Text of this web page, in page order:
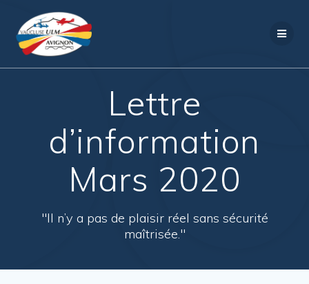
Lettre
d’information
Mars 2020
"Il n’y a pas de plaisir réel sans sécurité
maîtrisée."